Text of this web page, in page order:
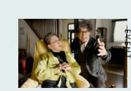
EVENT